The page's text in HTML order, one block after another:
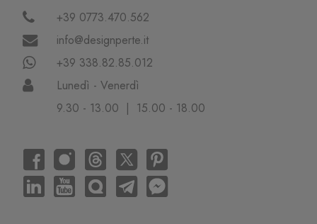
+39 0773.470.562
info@designperte.it
+39 338.82.85.012
Lunedì - Venerdì
9.30 - 13.00 | 15.00 - 18.00